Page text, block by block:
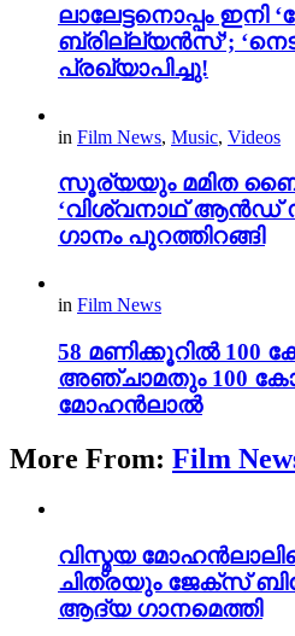
ലാലേട്ടനൊപ്പം ഇനി
ബ്രില്ല്യൻസ്’;
പ്രഖ്യാപിച്ചു!
in Film News, Music, Videos
സൂര്യയും മമിത
‘വിശ്വനാഥ് ആൻഡ്
ഗാനം പുറത്തിറങ്ങി
in Film News
58 മണിക്കൂറിൽ 100
അഞ്ചാമതും 100
മോഹൻലാൽ
More From: Film
വിസ്മയ
ചിത്രയും ജേക്സ്
ആദ്യ ഗാനമെത്തി